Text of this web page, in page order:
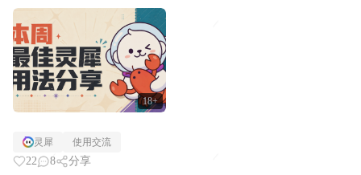
18+
同台对比甚至灵犀还能杀毒查木马一起来看看这一期的硬核实践——👤墨云轩
一句话让灵犀自由发挥，给儿子做了个古诗背...
灵犀 使用交流
22 8 分享